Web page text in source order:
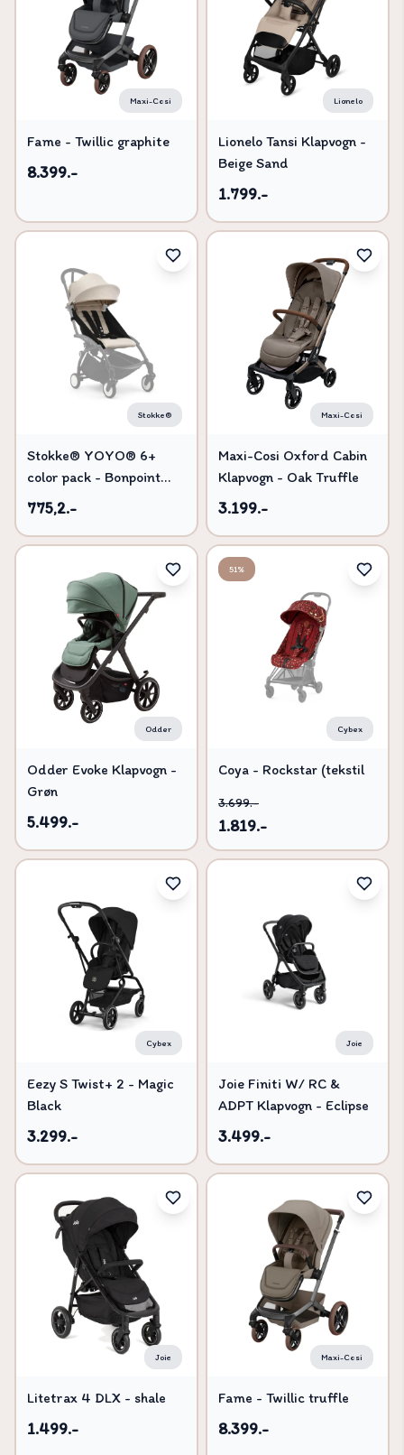
Maxi-Cosi
Fame - Twillic graphite
8.399.-
Lionelo
Lionelo Tansi Klapvogn -
Beige Sand
1.799.-
Stokke®
Stokke® YOYO® 6+
color pack - Bonpoint
Beige
775,2.-
Maxi-Cosi
Maxi-Cosi Oxford Cabin
Klapvogn - Oak Truffle
3.199.-
Odder
Odder Evoke Klapvogn -
Grøn
5.499.-
51%
Cybex
Coya - Rockstar (tekstil
3.699.-
1.819.-
Cybex
Eezy S Twist+ 2 - Magic
Black
3.299.-
Joie
Joie Finiti W/ RC &
ADPT Klapvogn - Eclipse
3.499.-
Joie
Litetrax 4 DLX - shale
1.499.-
Maxi-Cosi
Fame - Twillic truffle
8.399.-